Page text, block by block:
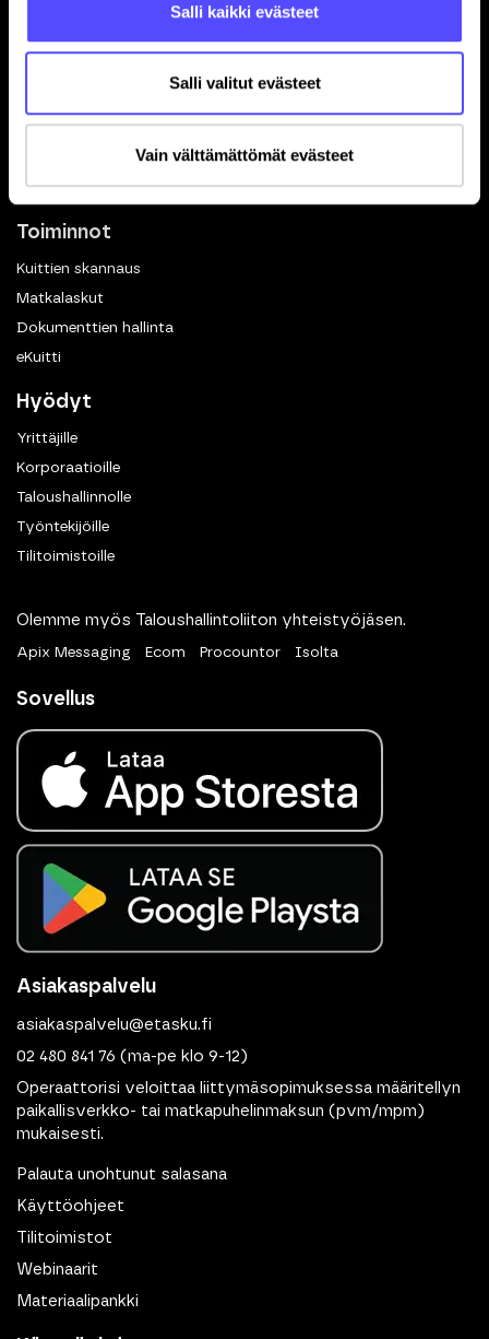
Salli kaikki evästeet
Salli valitut evästeet
Vain välttämättömät evästeet
Yhteystiedot
Blogi
Ohjelmistokumppanuus
In English
Toiminnot
Kuittien skannaus
Matkalaskut
Dokumenttien hallinta
eKuitti
Hyödyt
Yrittäjille
Korporaatioille
Taloushallinnolle
Työntekijöille
Tilitoimistoille
Olemme myös Taloushallintoliiton yhteistyöjäsen.
Apix Messaging Ecom Procountor Isolta
Sovellus
Asiakaspalvelu
asiakaspalvelu@etasku.fi
02 480 841 76 (ma-pe klo 9-12)
Operaattorisi veloittaa liittymäsopimuksessa määritellyn
paikallisverkko- tai matkapuhelinmaksun (pvm/mpm)
mukaisesti.
Palauta unohtunut salasana
Käyttöohjeet
Tilitoimistot
Webinaarit
Materiaalipankki